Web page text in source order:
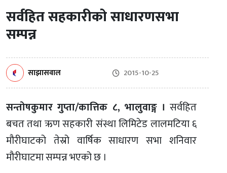
सर्वहित सहकारीको साधारणसभा
सम्पन्न
साझासवाल 2015-10-25
सन्तोषकुमार गुप्ता/कात्तिक ८, भालुवाङ्ग । सर्वहित
बचत तथा ऋण सहकारी संस्था लिमिटेड लालमटिया ६
मौरीघाटको तेस्रो वार्षिक साधारण सभा शनिवार
मौरीघाटमा सम्पन्न भएको छ ।